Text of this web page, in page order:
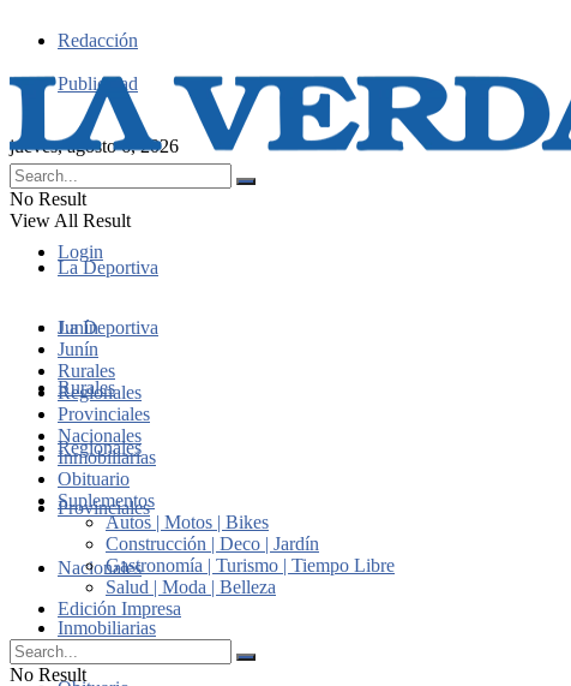
Redacción
Publicidad
jueves, agosto 6, 2026
Login
No Result
View All Result
La Deportiva
Junín
Rurales
Regionales
Provinciales
Nacionales
Inmobiliarias
La Deportiva
Junín
Rurales
Regionales
Provinciales
Nacionales
Inmobiliarias
Obituario
Suplementos
Autos | Motos | Bikes
Construcción | Deco | Jardín
Gastronomía | Turismo | Tiempo Libre
Salud | Moda | Belleza
Edición Impresa
No Result